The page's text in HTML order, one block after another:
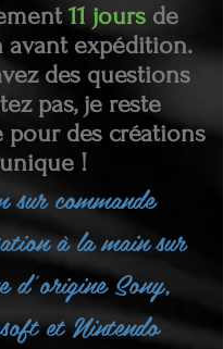
11 jours de
avant expédition.
des questions
pas, je reste
pour des créations
unique !
sur commande
à la main sur
d'origine Sony,
et Nintendo